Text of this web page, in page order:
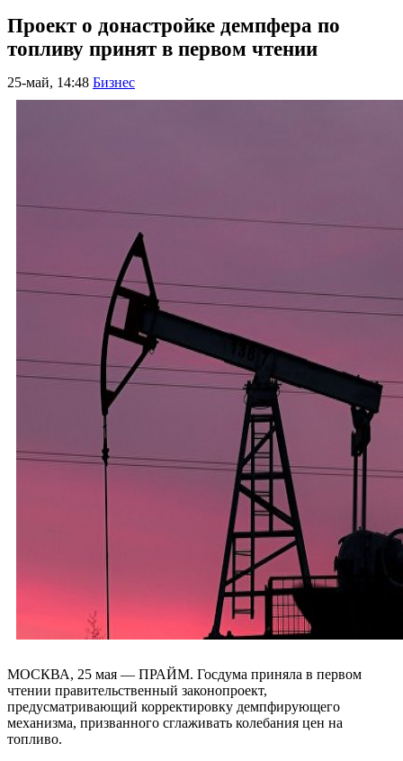
Проект о донастройке демпфера по
топливу принят в первом чтении
25-май, 14:48 Бизнес
МОСКВА, 25 мая — ПРАЙМ. Госдума приняла в первом
чтении правительственный законопроект,
предусматривающий корректировку демпфирующего
механизма, призванного сглаживать колебания цен на
топливо.